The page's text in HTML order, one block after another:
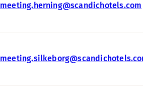
meeting.herning@scandichotels.com